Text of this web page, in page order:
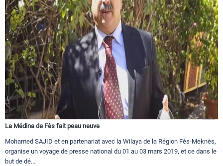
La Médina de Fès fait peau neuve
Mohamed SAJID et en partenariat avec la Wilaya de la Région Fès-Meknès,
organise un voyage de presse national du 01 au 03 mars 2019, et ce dans le
but de dé...